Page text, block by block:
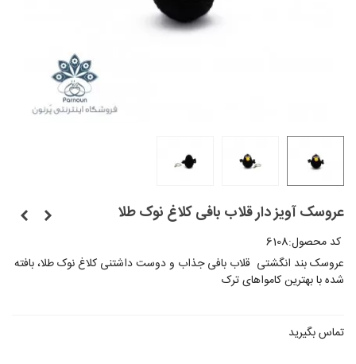
عروسک آویز دار قلاب بافی کلاغ نوک طلا
کد محصول:6108
عروسک بند انگشتی قلاب بافی جذاب و دوست داشتنی کلاغ نوک طلا، بافته
شده با بهترین کامواهای ترک
تماس بگیرید